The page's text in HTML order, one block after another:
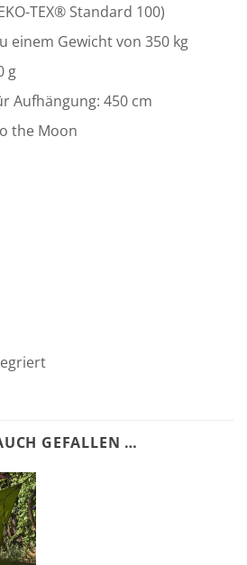
TEX® Standard 100)
einem Gewicht von 350 kg
g
Aufhängung: 450 cm
the Moon
GEFALLEN …